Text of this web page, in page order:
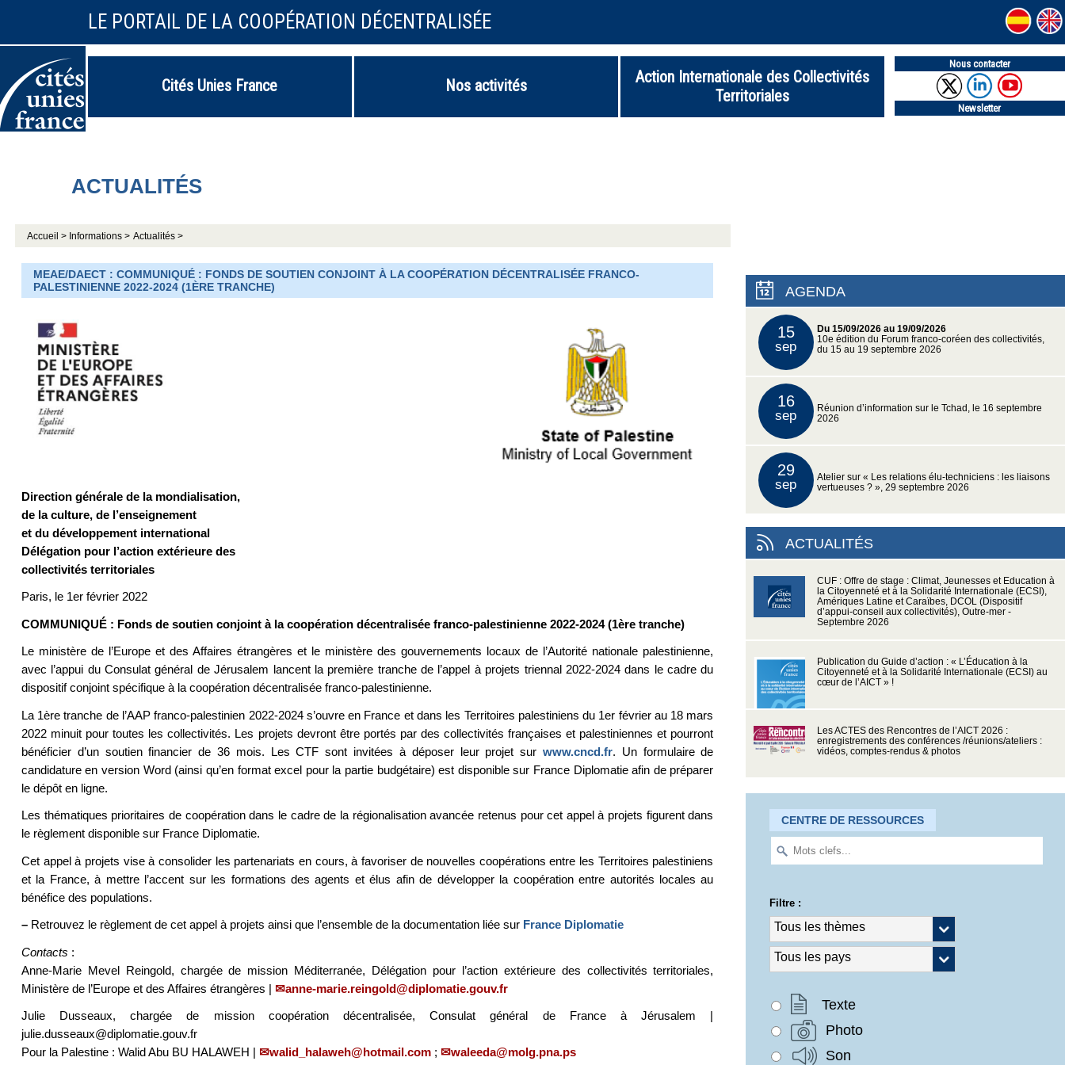
LE PORTAIL DE LA COOPÉRATION DÉCENTRALISÉE
Cités Unies France Nos activités
Action Internationale des Collectivités
Territoriales
Nous contacter
Newsletter
ACTUALITÉS
Accueil > Informations > Actualités >
MEAE/DAECT : COMMUNIQUÉ : FONDS DE SOUTIEN CONJOINT À LA COOPÉRATION DÉCENTRALISÉE FRANCO-
PALESTINIENNE 2022-2024 (1ÈRE TRANCHE)
Direction générale de la mondialisation,
de la culture, de l’enseignement
et du développement international
Délégation pour l’action extérieure des
collectivités territoriales
Paris, le 1er février 2022
COMMUNIQUÉ : Fonds de soutien conjoint à la coopération décentralisée franco-palestinienne 2022-2024 (1ère tranche)
Le ministère de l’Europe et des Affaires étrangères et le ministère des gouvernements locaux de l’Autorité nationale palestinienne,
avec l’appui du Consulat général de Jérusalem lancent la première tranche de l’appel à projets triennal 2022-2024 dans le cadre du
dispositif conjoint spécifique à la coopération décentralisée franco-palestinienne.
La 1ère tranche de l’AAP franco-palestinien 2022-2024 s’ouvre en France et dans les Territoires palestiniens du 1er février au 18 mars
2022 minuit pour toutes les collectivités. Les projets devront être portés par des collectivités françaises et palestiniennes et pourront
bénéficier d’un soutien financier de 36 mois. Les CTF sont invitées à déposer leur projet surwww.cncd.fr. Un formulaire de
candidature en version Word (ainsi qu’en format excel pour la partie budgétaire) est disponible sur France Diplomatie afin de préparer
le dépôt en ligne.
Les thématiques prioritaires de coopération dans le cadre de la régionalisation avancée retenus pour cet appel à projets figurent dans
le règlement disponible sur France Diplomatie.
Cet appel à projets vise à consolider les partenariats en cours, à favoriser de nouvelles coopérations entre les Territoires palestiniens
et la France, à mettre l’accent sur les formations des agents et élus afin de développer la coopération entre autorités locales au
bénéfice des populations.
–Retrouvez le règlement de cet appel à projets ainsi que l’ensemble de la documentation liée sur France Diplomatie
Contacts :
Anne-Marie Mevel Reingold, chargée de mission Méditerranée, Délégation pour l’action extérieure des collectivités territoriales,
Ministère de l’Europe et des Affaires étrangères |
anne-marie.reingold@diplomatie.gouv.fr
Julie Dusseaux, chargée de mission coopération décentralisée, Consulat général de France à Jérusalem |
julie.dusseaux@diplomatie.gouv.fr
Pour la Palestine : Walid Abu BU HALAWEH |
walid_halaweh@hotmail.com; waleeda@molg.pna.ps
AGENDA
15
sep
Du 15/09/2026 au 19/09/2026
10e édition du Forum franco-coréen des collectivités,
du 15 au 19 septembre 2026
16
sep
Réunion d’information sur le Tchad, le 16 septembre
2026
29
sep
Atelier sur « Les relations élu-techniciens : les liaisons
vertueuses ? », 29 septembre 2026
ACTUALITÉS
CUF : Offre de stage : Climat, Jeunesses et Education à
la Citoyenneté et à la Solidarité Internationale (ECSI),
Amériques Latine et Caraïbes, DCOL (Dispositif
d’appui-conseil aux collectivités), Outre-mer -
Septembre 2026
Publication du Guide d’action : « L’Éducation à la
Citoyenneté et à la Solidarité Internationale (ECSI) au
cœur de l’AICT » !
Les ACTES des Rencontres de l’AICT 2026 :
enregistrements des conférences /réunions/ateliers :
vidéos, comptes-rendus & photos
CENTRE DE RESSOURCES
Filtre :
Texte
Photo
Son